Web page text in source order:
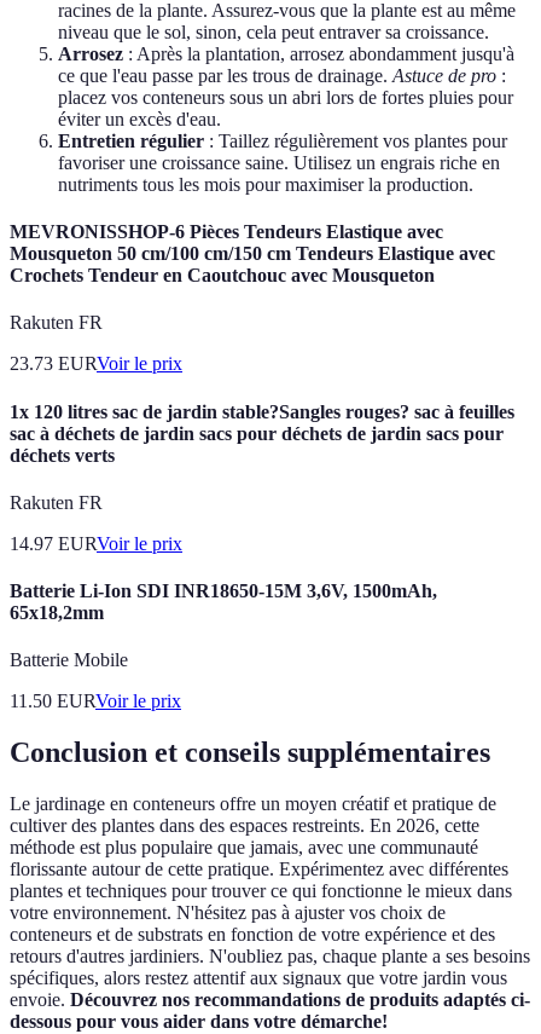
racines de la plante. Assurez-vous que la plante est au même
niveau que le sol, sinon, cela peut entraver sa croissance.
Arrosez : Après la plantation, arrosez abondamment jusqu'à
ce que l'eau passe par les trous de drainage. Astuce de pro :
placez vos conteneurs sous un abri lors de fortes pluies pour
éviter un excès d'eau.
Entretien régulier : Taillez régulièrement vos plantes pour
favoriser une croissance saine. Utilisez un engrais riche en
nutriments tous les mois pour maximiser la production.
MEVRONISSHOP-6 Pièces Tendeurs Elastique avec
Mousqueton 50 cm/100 cm/150 cm Tendeurs Elastique avec
Crochets Tendeur en Caoutchouc avec Mousqueton
Rakuten FR
23.73 EURVoir le prix
1x 120 litres sac de jardin stable?Sangles rouges? sac à feuilles
sac à déchets de jardin sacs pour déchets de jardin sacs pour
déchets verts
Rakuten FR
14.97 EURVoir le prix
Batterie Li-Ion SDI INR18650-15M 3,6V, 1500mAh,
65x18,2mm
Batterie Mobile
11.50 EURVoir le prix
Conclusion et conseils supplémentaires
Le jardinage en conteneurs offre un moyen créatif et pratique de
cultiver des plantes dans des espaces restreints. En 2026, cette
méthode est plus populaire que jamais, avec une communauté
florissante autour de cette pratique. Expérimentez avec différentes
plantes et techniques pour trouver ce qui fonctionne le mieux dans
votre environnement. N'hésitez pas à ajuster vos choix de
conteneurs et de substrats en fonction de votre expérience et des
retours d'autres jardiniers. N'oubliez pas, chaque plante a ses besoins
spécifiques, alors restez attentif aux signaux que votre jardin vous
envoie. Découvrez nos recommandations de produits adaptés ci-
dessous pour vous aider dans votre démarche!